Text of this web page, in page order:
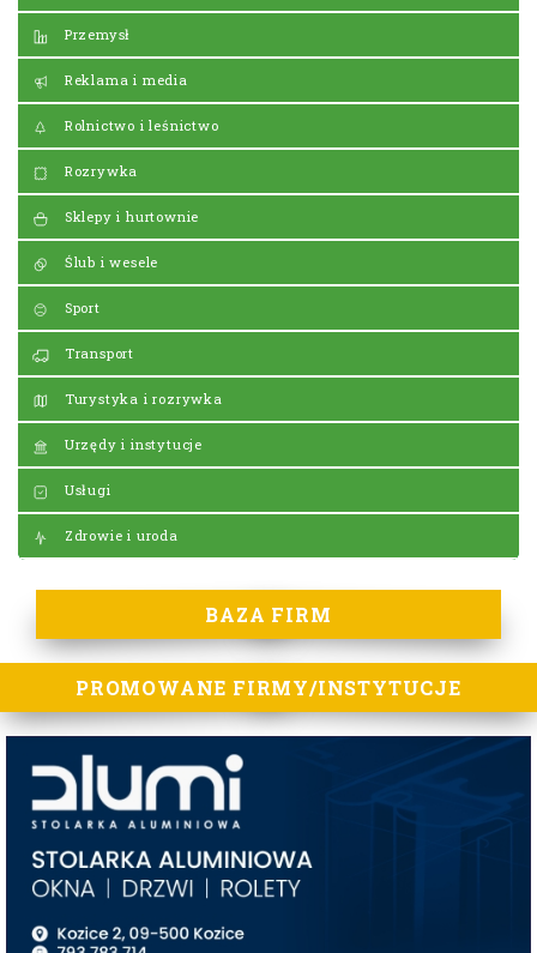
Przemysł
Reklama i media
Rolnictwo i leśnictwo
Rozrywka
Sklepy i hurtownie
Ślub i wesele
Sport
Transport
Turystyka i rozrywka
Urzędy i instytucje
Usługi
Zdrowie i uroda
BAZA FIRM
PROMOWANE FIRMY/INSTYTUCJE